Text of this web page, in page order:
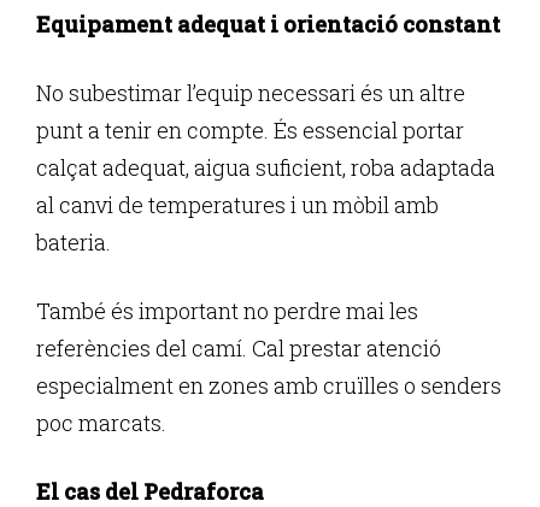
Equipament adequat i orientació constant
No subestimar l’equip necessari és un altre
punt a tenir en compte. És essencial portar
calçat adequat, aigua suficient, roba adaptada
al canvi de temperatures i un mòbil amb
bateria.
També és important no perdre mai les
referències del camí. Cal prestar atenció
especialment en zones amb cruïlles o senders
poc marcats.
El cas del Pedraforca